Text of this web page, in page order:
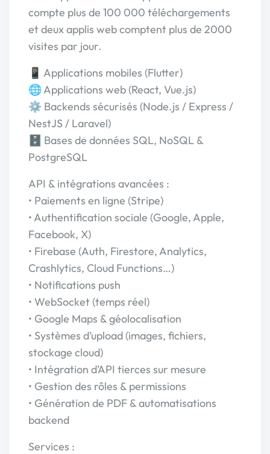
compte plus de 100 000 téléchargements
et deux applis web comptent plus de 2000
visites par jour.
📱 Applications mobiles (Flutter)
🌐 Applications web (React, Vue.js)
⚙️ Backends sécurisés (Node.js / Express /
NestJS / Laravel)
🗄️ Bases de données SQL, NoSQL &
PostgreSQL
API & intégrations avancées :
• Paiements en ligne (Stripe)
• Authentification sociale (Google, Apple,
Facebook, X)
• Firebase (Auth, Firestore, Analytics,
Crashlytics, Cloud Functions…)
• Notifications push
• WebSocket (temps réel)
• Google Maps & géolocalisation
• Systèmes d’upload (images, fichiers,
stockage cloud)
• Intégration d’API tierces sur mesure
• Gestion des rôles & permissions
• Génération de PDF & automatisations
backend
Services :